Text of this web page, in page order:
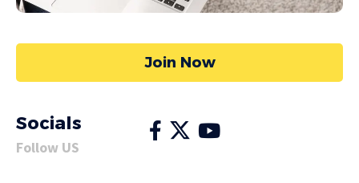
Join Now
Socials
Follow US